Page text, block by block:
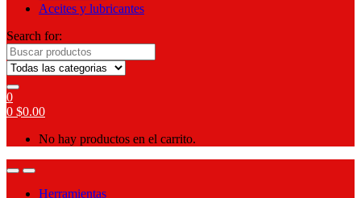
Aceites y lubricantes
Search for:
0
0 $0.00
No hay productos en el carrito.
Herramientas